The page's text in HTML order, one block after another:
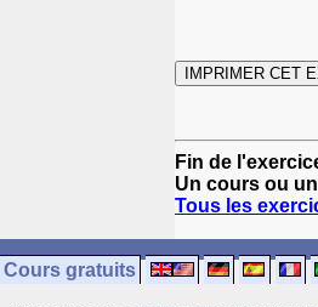
Fin de
Un cours ou
Tous les
Cours gratuits